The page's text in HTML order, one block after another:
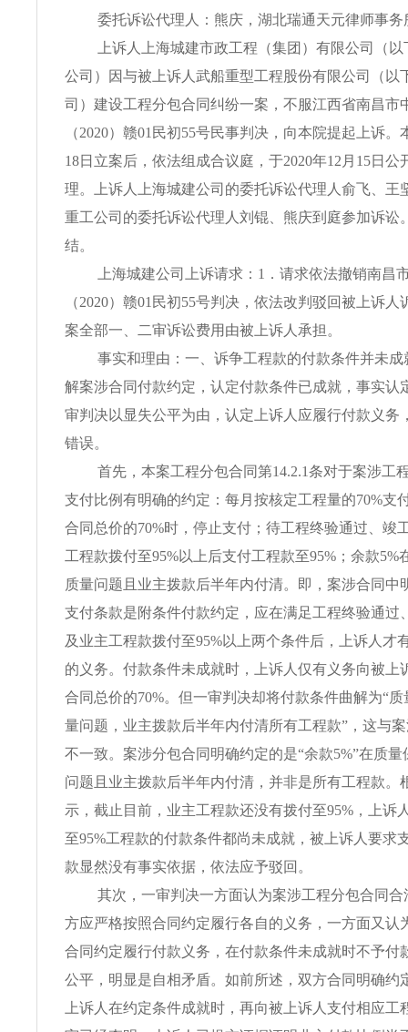
委托诉讼代理人：熊庆，湖北瑞通天元律师事务
上诉人上海城建市政工程（集团）有限公司（
公司）因与被上诉人武船重型工程股份有限公司（以
司）建设工程分包合同纠纷一案，不服江西省南昌市
（2020）赣01民初55号民事判决，向本院提起上诉。
18日立案后，依法组成合议庭，于2020年12月15日公
理。上诉人上海城建公司的委托诉讼代理人俞飞、王
重工公司的委托诉讼代理人刘锟、熊庆到庭参加诉讼
结。
上海城建公司上诉请求：1．请求依法撤销南昌
（2020）赣01民初55号判决，依法改判驳回被上诉人
案全部一、二审诉讼费用由被上诉人承担。
事实和理由：一、诉争工程款的付款条件并未
解案涉合同付款约定，认定付款条件已成就，事实认
审判决以显失公平为由，认定上诉人应履行付款义务
错误。
首先，本案工程分包合同第14.2.1条对于案涉工
支付比例有明确的约定：每月按核定工程量的70%支
合同总价的70%时，停止支付；待工程终验通过、竣
工程款拨付至95%以上后支付工程款至95%；余款5%
质量问题且业主拨款后半年内付清。即，案涉合同中
支付条款是附条件付款约定，应在满足工程终验通过
及业主工程款拨付至95%以上两个条件后，上诉人才
的义务。付款条件未成就时，上诉人仅有义务向被上
合同总价的70%。但一审判决却将付款条件曲解为“
量问题，业主拨款后半年内付清所有工程款”，这与
不一致。案涉分包合同明确约定的是“余款5%”在质
问题且业主拨款后半年内付清，并非是所有工程款。
示，截止目前，业主工程款还没有拨付至95%，上诉
至95%工程款的付款条件都尚未成就，被上诉人要求
款显然没有事实依据，依法应予驳回。
其次，一审判决一方面认为案涉工程分包合同
方应严格按照合同约定履行各自的义务，一方面又认
合同约定履行付款义务，在付款条件未成就时不予付
公平，明显是自相矛盾。如前所述，双方合同明确约
上诉人在约定条件成就时，再向被上诉人支付相应工